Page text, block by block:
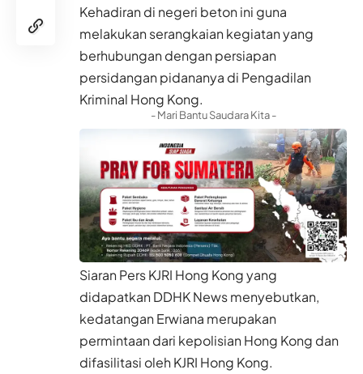
Kehadiran di negeri beton ini guna
melakukan serangkaian kegiatan yang
berhubungan dengan persiapan
persidangan pidananya di Pengadilan
Kriminal Hong Kong.
- Mari Bantu Saudara Kita -
Siaran Pers KJRI Hong Kong yang
didapatkan DDHK News menyebutkan,
kedatangan Erwiana merupakan
permintaan dari kepolisian Hong Kong dan
difasilitasi oleh KJRI Hong Kong.